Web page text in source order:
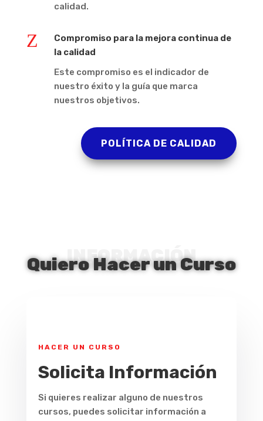
calidad.
Z
Compromiso para la mejora continua de
la calidad
Este compromiso es el indicador de
nuestro éxito y la guía que marca
nuestros objetivos.
POLÍTICA DE CALIDAD
INFORMACIÓN
Quiero Hacer un Curso
HACER UN CURSO
Solicita Información
Si quieres realizar alguno de nuestros
cursos, puedes solicitar información a